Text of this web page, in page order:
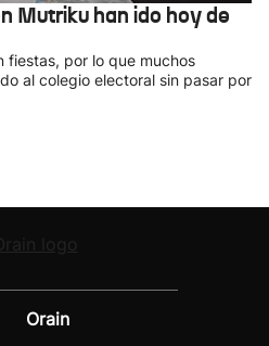
Mutriku han ido hoy de
fiestas, por lo que muchos
al colegio electoral sin pasar por
Orain